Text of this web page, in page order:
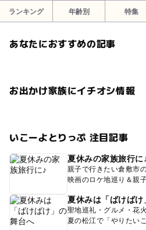
ランキング 年齢別 特集
あなたにおすすめの記事
お出かけ家族にイチオシ情報
いこーよとりっぷ 注目記事
夏休みの家族旅行に
親子で行きたい倉敷市
映画のロケ地巡り＆親
夏休みは「ばけば
聖地巡礼・グルメ・花
夏の松江で「やりたい